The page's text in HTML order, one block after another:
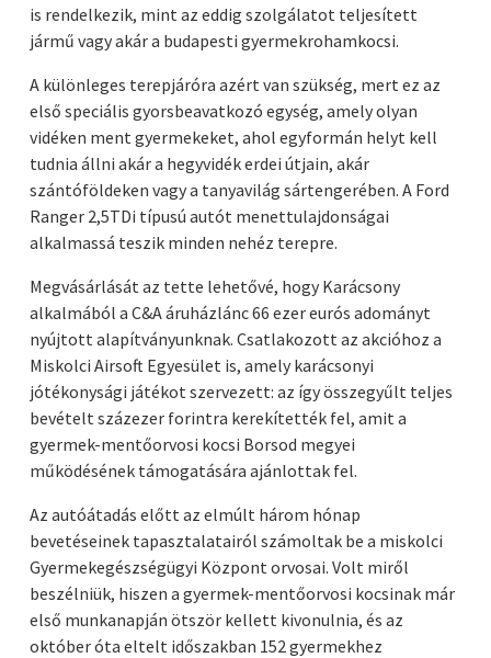
is rendelkezik, mint az eddig szolgálatot teljesített
jármű vagy akár a budapesti gyermekrohamkocsi.
A különleges terepjáróra azért van szükség, mert ez az
első speciális gyorsbeavatkozó egység, amely olyan
vidéken ment gyermekeket, ahol egyformán helyt kell
tudnia állni akár a hegyvidék erdei útjain, akár
szántóföldeken vagy a tanyavilág sártengerében. A Ford
Ranger 2,5TDi típusú autót menettulajdonságai
alkalmassá teszik minden nehéz terepre.
Megvásárlását az tette lehetővé, hogy Karácsony
alkalmából a C&A áruházlánc 66 ezer eurós adományt
nyújtott alapítványunknak. Csatlakozott az akcióhoz a
Miskolci Airsoft Egyesület is, amely karácsonyi
jótékonysági játékot szervezett: az így összegyűlt teljes
bevételt százezer forintra kerekítették fel, amit a
gyermek-mentőorvosi kocsi Borsod megyei
működésének támogatására ajánlottak fel.
Az autóátadás előtt az elmúlt három hónap
bevetéseinek tapasztalatairól számoltak be a miskolci
Gyermekegészségügyi Központ orvosai. Volt miről
beszélniük, hiszen a gyermek-mentőorvosi kocsinak már
első munkanapján ötször kellett kivonulnia, és az
október óta eltelt időszakban 152 gyermekhez